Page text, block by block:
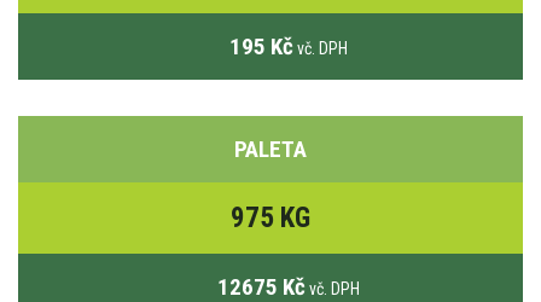
195 Kč vč. DPH
PALETA
975 KG
12675 Kč vč. DPH